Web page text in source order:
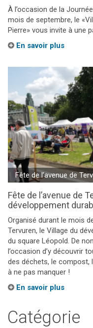
À l’occasion de la
mois de septembre, le
Pierre» vous invite à une
En savoir plus
Fête de l’avenue de
Fête de l’avenue de
développement
Organisé durant le mois
Tervuren, le Village du
du square Léopold. De
l’occasion d’y découvrir
des déchets, le compost,
à ne pas manquer !
En savoir plus
Catégorie